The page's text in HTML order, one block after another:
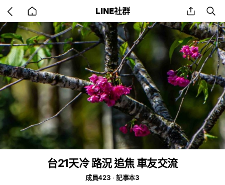
back
to
home
LINE社群 share
台21天冷 路況 追焦 車友交流
成員423
記事本3